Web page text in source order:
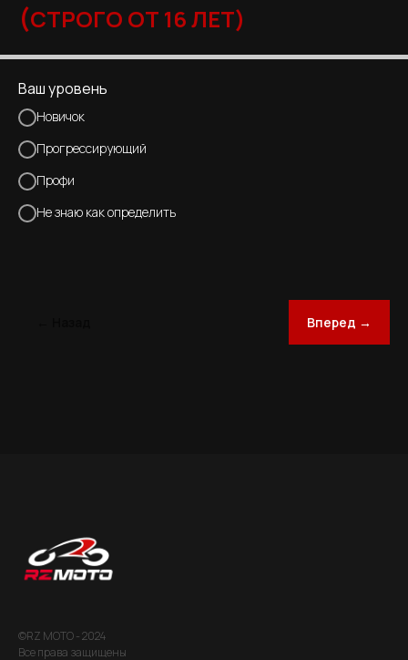
(СТРОГО ОТ 16 ЛЕТ)
Ваш уровень
Новичок
Прогрессирующий
Профи
Не знаю как определить
Вперед →
©RZ MOTO - 2024
Все права защищены